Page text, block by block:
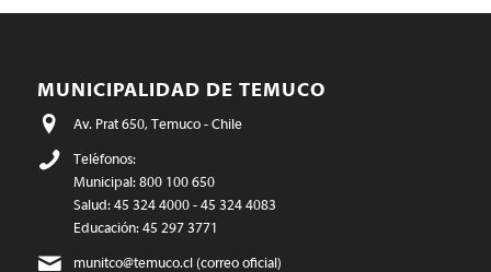
MUNICIPALIDAD DE TEMUCO
Av. Prat 650, Temuco - Chile
Teléfonos:
Municipal: 800 100 650
Salud: 45 324 4000 - 45 324 4083
Educación: 45 297 3771
munitco@temuco.cl(correo oficial)